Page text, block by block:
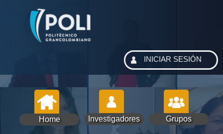
Home Investigadores Grupos
INICIAR SESIÓN